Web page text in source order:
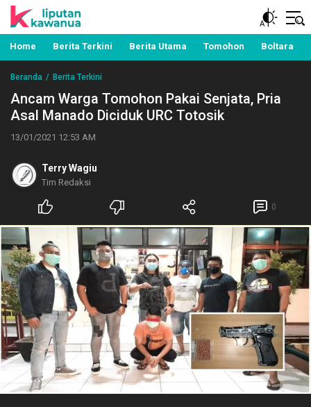
Liputan Kawanua
Berita Manado, Sulawesi Utara, Kawanua, Politik,
Pemerintahan, Hukum Kriminal dan Nasional
Home Berita Terkini Berita Utama Tomohon Boltara
Beranda Berita Terkini
Ancam Warga Tomohon Pakai Senjata, Pria
Asal Manado Diciduk URC Totosik
13/01/2021 12:53 AM
Terry Wagiu
Tim Redaksi
0